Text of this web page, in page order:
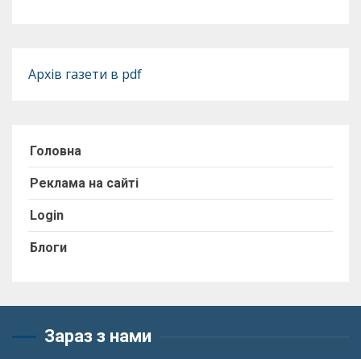
Архів газети в pdf
Головна
Реклама на сайті
Login
Блоги
Зараз з нами